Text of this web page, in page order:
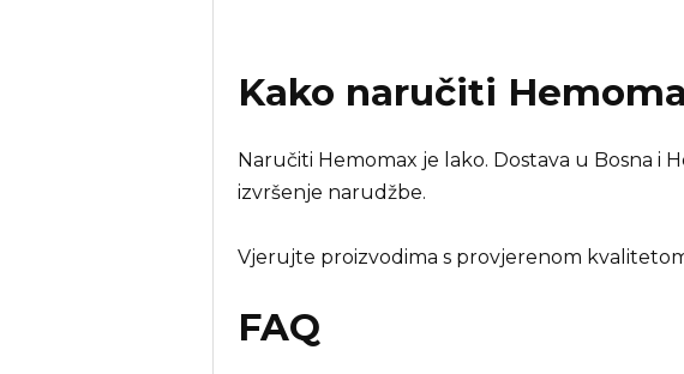
Kako naručiti
Naručiti Hemomax je lako. Dostava u Bosna i
izvršenje narudžbe.
Vjerujte proizvodima s provjerenom
FAQ